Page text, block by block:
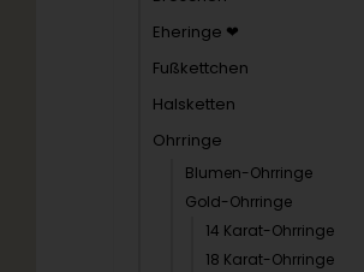
Eheringe ❤
Fußkettchen
Halsketten
Ohrringe
Blumen-Ohrringe
Gold-Ohrringe
14 Karat-Ohrringe
18 Karat-Ohrringe